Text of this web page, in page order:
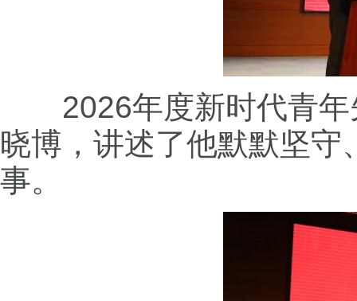
2026年度新时代青年
晓博，讲述了他默默坚
事。